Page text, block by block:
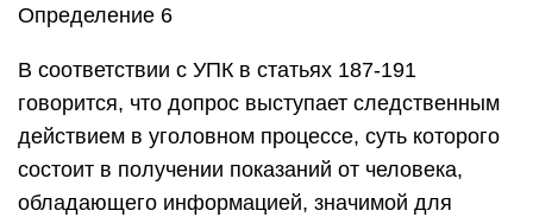
Определение 6
В соответствии с УПК в статьях 187-191
говорится, что допрос выступает следственным
действием в уголовном процессе, суть которого
состоит в получении показаний от человека,
обладающего информацией, значимой для